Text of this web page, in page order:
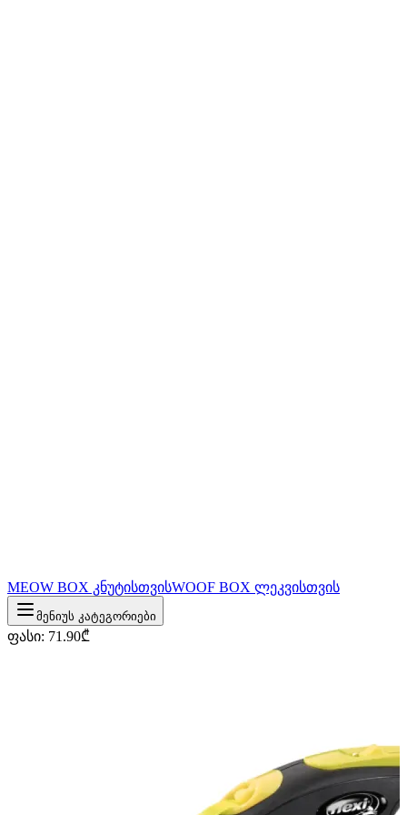
MEOW BOX კნუტისთვისWOOF BOX ლეკვისთვის
მენიუს კატეგორიები
ფასი: 71.90₾